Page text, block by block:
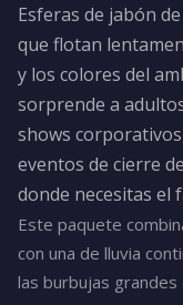
Esferas de jabón
que flotan
y los colores del
sorprende a
shows
eventos de cierre
donde necesitas el
Este paquete
con una de lluvia
las burbujas